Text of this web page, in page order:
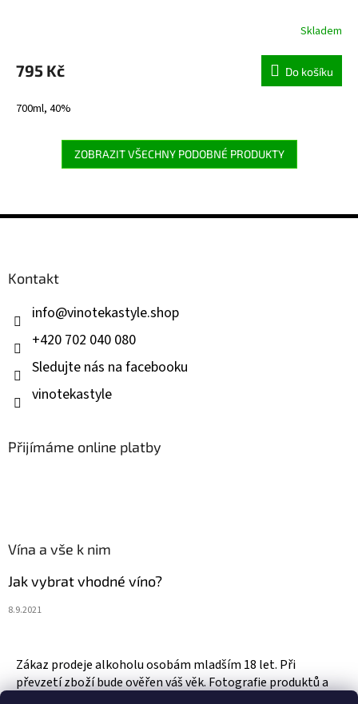
Skladem
795 Kč Do košíku
700ml, 40%
ZOBRAZIT VŠECHNY PODOBNÉ PRODUKTY
Z
Kontakt
info@vinotekastyle.shop
+420 702 040 080
Sledujte nás na facebooku
vinotekastyle
Přijímáme online platby
Vína a vše k nim
Jak vybrat vhodné víno?
8.9.2021
Zákaz prodeje alkoholu osobám mladším 18 let. Při
převzetí zboží bude ověřen váš věk. Fotografie produktů a